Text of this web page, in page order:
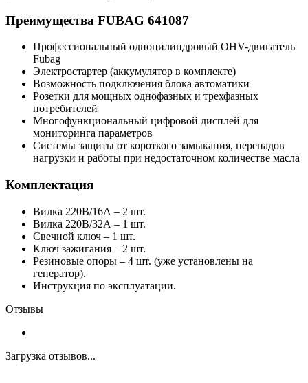
Преимущества FUBAG 641087
Профессиональный одноцилиндровый OHV-двигатель
Fubag
Электростартер (аккумулятор в комплекте)
Возможность подключения блока автоматики
Розетки для мощных однофазных и трехфазных
потребителей
Многофункциональный цифровой дисплей для
мониторинга параметров
Системы защиты от короткого замыкания, перепадов
нагрузки и работы при недостаточном количестве масла
Комплектация
Вилка 220В/16А – 2 шт.
Вилка 220В/32А – 1 шт.
Свечной ключ – 1 шт.
Ключ зажигания – 2 шт.
Резиновые опоры – 4 шт. (уже установлены на
генератор).
Инструкция по эксплуатации.
Отзывы
Загрузка отзывов...